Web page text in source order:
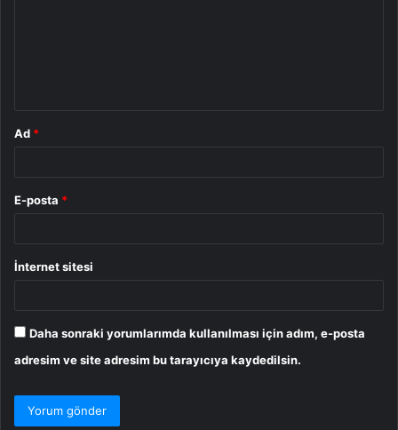
Ad *
E-posta *
İnternet sitesi
Daha sonraki yorumlarımda kullanılması için adım, e-posta
adresim ve site adresim bu tarayıcıya kaydedilsin.